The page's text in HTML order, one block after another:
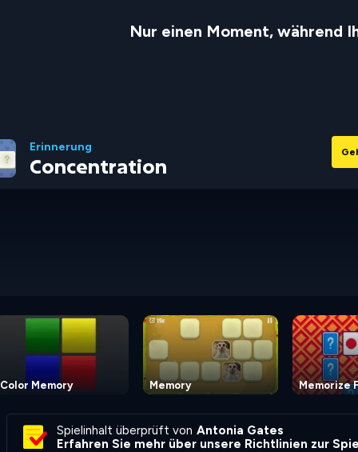
Nur einen Moment, während
Erinnerung
Concentration
Color Memory Memory Memorize
Spielinhalt überprüft von Antonia Gates
Erfahren Sie mehr über unsere Richtlinien zur